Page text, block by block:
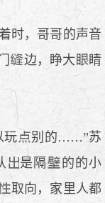
时，哥哥的声音
边，睁大
睛
玩
别的……”苏
是隔
的的小
取向，家里人都